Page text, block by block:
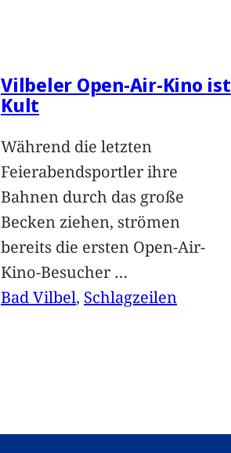
Vilbeler Open-Air-Kino ist
Kult
Während die letzten
Feierabendsportler ihre
Bahnen durch das große
Becken ziehen, strömen
bereits die ersten Open-Air-
Kino-Besucher …
Bad Vilbel, Schlagzeilen